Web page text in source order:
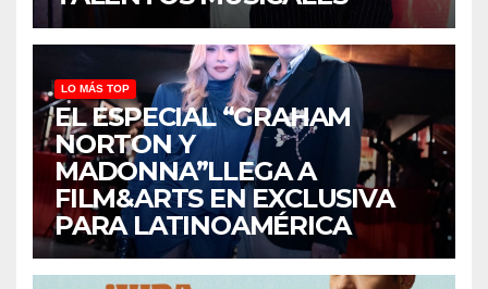
LO MÁS TOP
EL ESPECIAL “GRAHAM
NORTON Y
MADONNA”LLEGA A
FILM&ARTS EN EXCLUSIVA
PARA LATINOAMÉRICA